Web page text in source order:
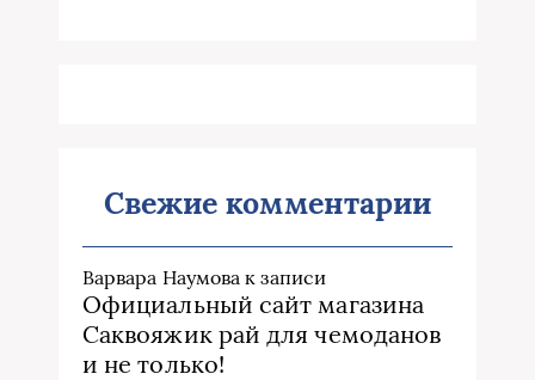
Свежие комментарии
Варвара Наумова к записи
Официальный сайт магазина
Саквояжик рай для чемоданов
и не только!